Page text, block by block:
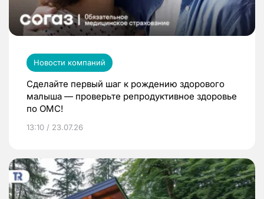
Новости компаний
Сделайте первый шаг к рождению здорового
малыша — проверьте репродуктивное здоровье
по ОМС!
13:10 / 23.07.26